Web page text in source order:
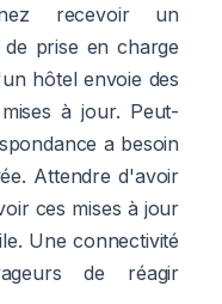
recevoir un
de prise en charge
hôtel envoie des
à jour. Peut-
a besoin
Attendre d'avoir
ces mises à jour
Une connectivité
de réagir